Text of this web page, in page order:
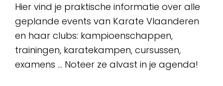
Hier vind je praktische informatie over alle
geplande events van Karate Vlaanderen
en haar clubs: kampioenschappen,
trainingen, karatekampen, cursussen,
examens … Noteer ze alvast in je agenda!